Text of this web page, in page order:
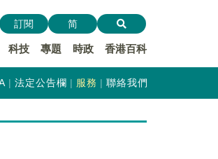
科技 專題 時政 香港百科
訂閱 简
法定公告欄 服務 聯絡我們